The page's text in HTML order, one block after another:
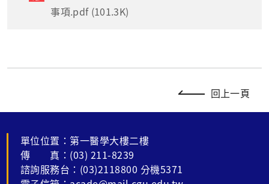
事項.pdf (101.3K)
回上一頁
單位位置：第一醫學大樓二樓
傳 真：(03) 211-8239
諮詢服務台：(03)2118800 分機5371